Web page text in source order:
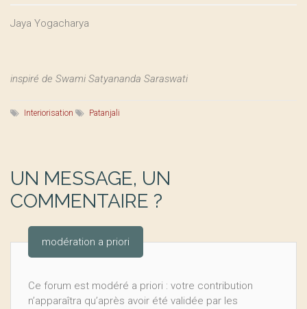
Jaya Yogacharya
inspiré de Swami Satyananda Saraswati
Interiorisation Patanjali
UN MESSAGE, UN
COMMENTAIRE ?
modération a priori
Ce forum est modéré a priori : votre contribution
n’apparaîtra qu’après avoir été validée par les